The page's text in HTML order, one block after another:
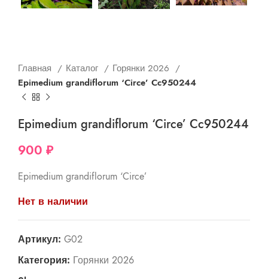
Главная Каталог
Горянки 2026
Epimedium grandiflorum ‘Circe’ Cc950244
Epimedium grandiflorum ‘Circe’ Cc950244
900 ₽
Epimedium grandiflorum ‘Circe’
Нет в наличии
Артикул: G02
Категория: Горянки 2026